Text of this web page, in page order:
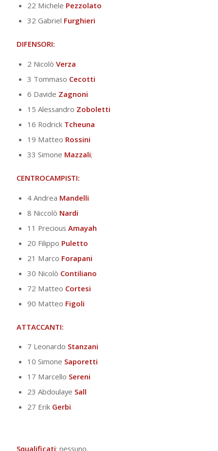
22 Michele Pezzolato
32 Gabriel Furghieri
DIFENSORI:
2 Nicolò Verza
3 Tommaso Cecotti
6 Davide Zagnoni
15 Alessandro Zoboletti
16 Rodrick Tcheuna
19 Matteo Rossini
33 Simone Mazzali;
CENTROCAMPISTI:
4 Andrea Mandelli
8 Niccolò Nardi
11 Precious Amayah
20 Filippo Puletto
21 Marco Forapani
30 Nicolò Contiliano
72 Matteo Cortesi
90 Matteo Figoli
ATTACCANTI:
7 Leonardo Stanzani
10 Simone Saporetti
17 Marcello Sereni
23 Abdoulaye Sall
27 Erik Gerbi
Squalificati: nessuno.